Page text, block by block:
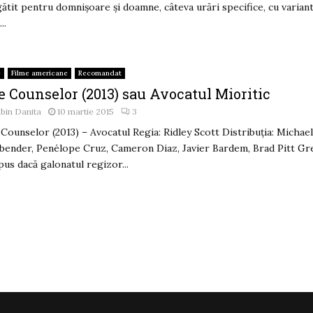
pentru domnișoare și doamne, câteva urări specifice, cu
Filme americane Recomandat
Counselor (2013) sau Avocatul Mioritic
Danita 10 martie 2015 3
(2013) – Avocatul Regia: Ridley Scott Distribuția: Michael
Penélope Cruz, Cameron Diaz, Javier Bardem, Brad Pitt
dacă galonatul regizor...